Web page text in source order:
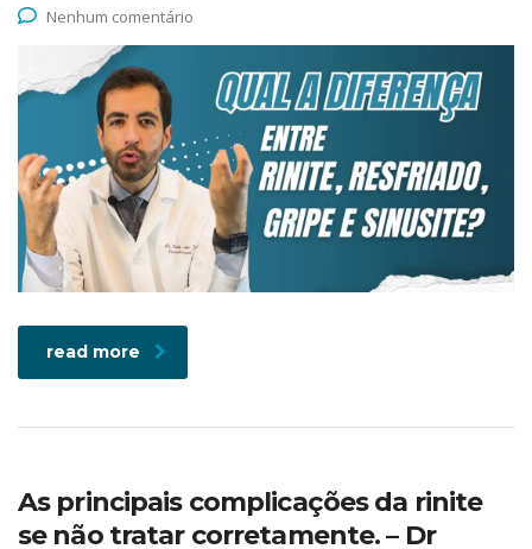
Nenhum comentário
read more
As principais complicações da rinite
se não tratar corretamente. – Dr